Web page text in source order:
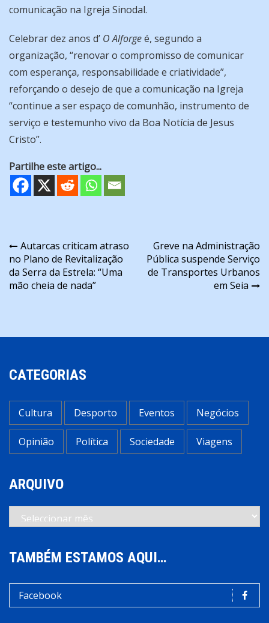
comunicação na Igreja Sinodal.
Celebrar dez anos d’ O Alforgeé, segundo a
organização, “renovar o compromisso de comunicar
com esperança, responsabilidade e criatividade”,
reforçando o desejo de que a comunicação na Igreja
“continue a ser espaço de comunhão, instrumento de
serviço e testemunho vivo da Boa Notícia de Jesus
Cristo”.
Partilhe este artigo...
Navegação
de
artigos
Autarcas criticam atraso
no Plano de Revitalização
da Serra da Estrela: “Uma
mão cheia de nada”
Greve na Administração
Pública suspende Serviço
de Transportes Urbanos
em Seia
CATEGORIAS
Cultura Desporto Eventos Negócios
Opinião Política Sociedade Viagens
ARQUIVO
Arquivo
TAMBÉM ESTAMOS AQUI…
Facebook